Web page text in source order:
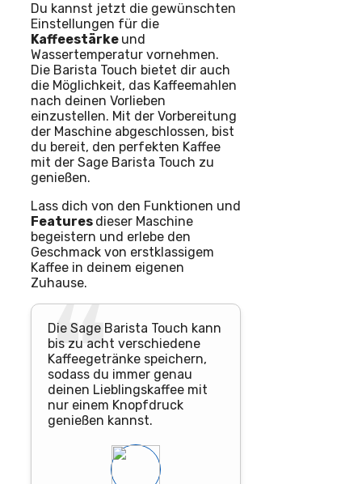
Du kannst jetzt die gewünschten
Einstellungen für die
Kaffeestärke und
Wassertemperatur vornehmen.
Die Barista Touch bietet dir auch
die Möglichkeit, das Kaffeemahlen
nach deinen Vorlieben
einzustellen. Mit der Vorbereitung
der Maschine abgeschlossen, bist
du bereit, den perfekten Kaffee
mit der Sage Barista Touch zu
genießen.
Lass dich von den Funktionen und
Features dieser Maschine
begeistern und erlebe den
Geschmack von erstklassigem
Kaffee in deinem eigenen
Zuhause.
Die Sage Barista Touch kann
bis zu acht verschiedene
Kaffeegetränke speichern,
sodass du immer genau
deinen Lieblingskaffee mit
nur einem Knopfdruck
genießen kannst.